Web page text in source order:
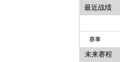
最近战绩
赛事
未来赛程